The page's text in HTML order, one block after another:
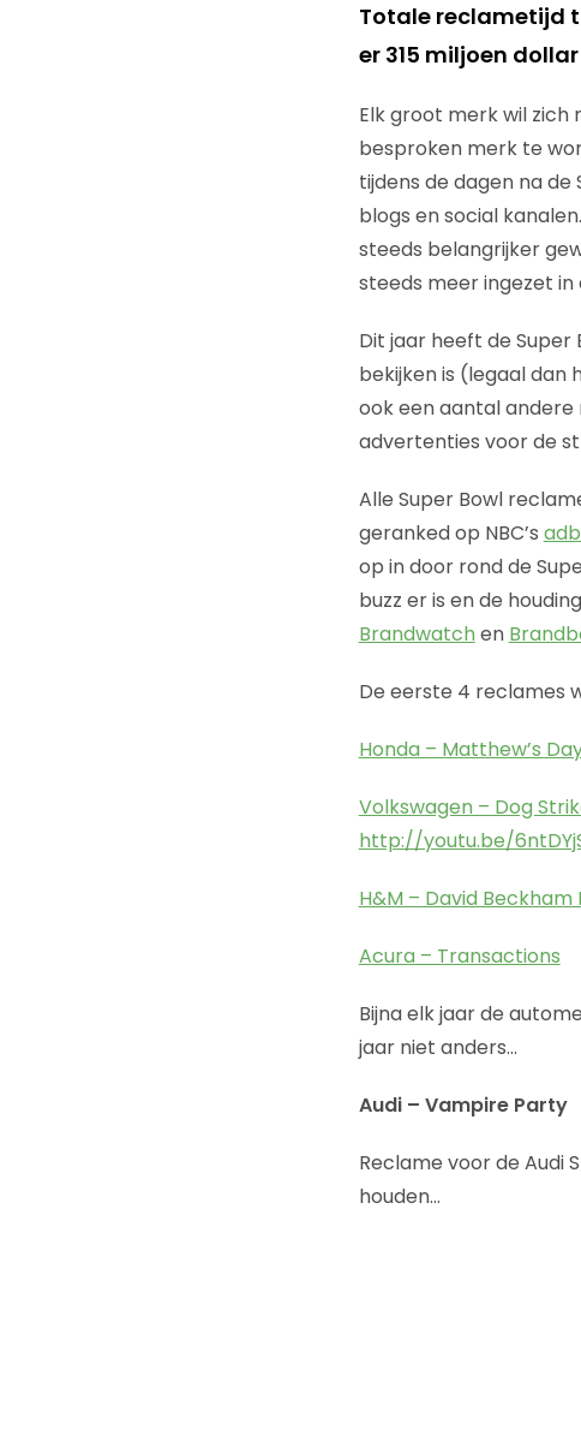
Totale reclametijd
er 315 miljoen
Elk groot merk wil
besproken merk te
tijdens de dagen na
blogs en social
steeds belangrijker
steeds meer ingezet in
Dit jaar heeft de Super
bekijken is (legaal dan
ook een aantal
advertenties voor de
Alle Super Bowl
geranked op NBC’s
op in door rond de
buzz er is en de
Brandwatch en
De eerste 4 reclames
Honda – Matthew’s
Volkswagen – Dog
http://youtu.be/
H&M – David Beckham
Acura – Transactions
Bijna elk jaar de
jaar niet anders…
Audi – Vampire Party
Reclame voor de Audi
houden…